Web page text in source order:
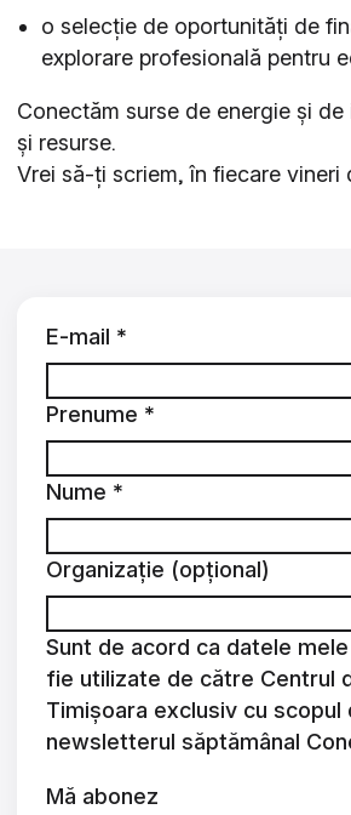
o selecție de oportunități de
explorare profesională pentru
Conectăm surse de energie și de
și resurse.
Vrei să-ți scriem, în fiecare vineri
Section
E-mail *
Prenume *
Nume *
Organizație (opțional)
Sunt de acord ca datele
fie utilizate de către Centrul
Timișoara exclusiv cu scopul
newsletterul săptămânal
Mă abonez